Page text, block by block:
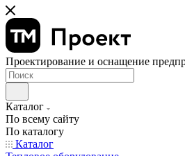
Проектирование и оснащение
Каталог
По всему сайту
По каталогу
Каталог